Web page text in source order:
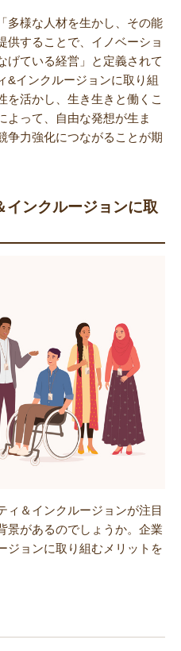
多様な人材を生かし、その能
供することで、イノベーショ
げている経営」と定義されて
&インクルージョンに取り組
を活かし、生き生きと働くこ
よって、自由な発想が生ま
争力強化につながることが期
インクルージョンに取
ィ＆インクルージョンが注目
景があるのでしょうか。企業
ジョンに取り組むメリットを